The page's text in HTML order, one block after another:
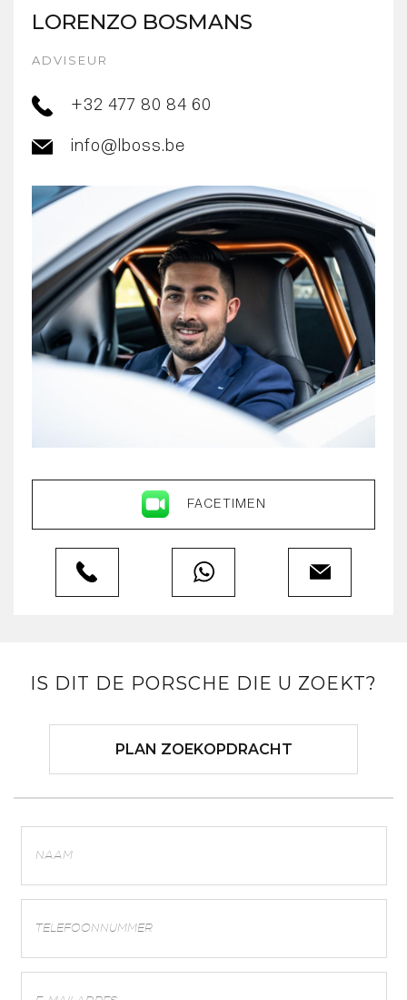
LORENZO BOSMANS
ADVISEUR
+32 477 80 84 60
info@lboss.be
FACETIMEN
IS DIT DE PORSCHE DIE U ZOEKT?
PLAN ZOEKOPDRACHT